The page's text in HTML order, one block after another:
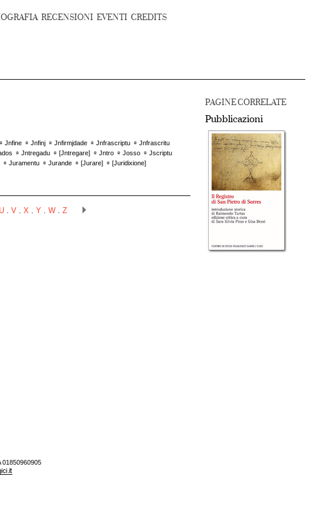
RECENSIONI EVENTI CREDITS
PAGINE CORRELATE
Pubblicazioni
▫ Jnfine ▫ Jnfinj ▫ Jnfirmjdade ▫ Jnfrascriptu ▫ Jnfrascritu
▫ Jntregadu ▫ [Jntregare] ▫ Jntro ▫ Josso ▫ Jscriptu
▫ Juramentu ▫ Jurande ▫ [Jurare] ▫ [Juridixione]
U. V . X. Y . W. Z
01850960905